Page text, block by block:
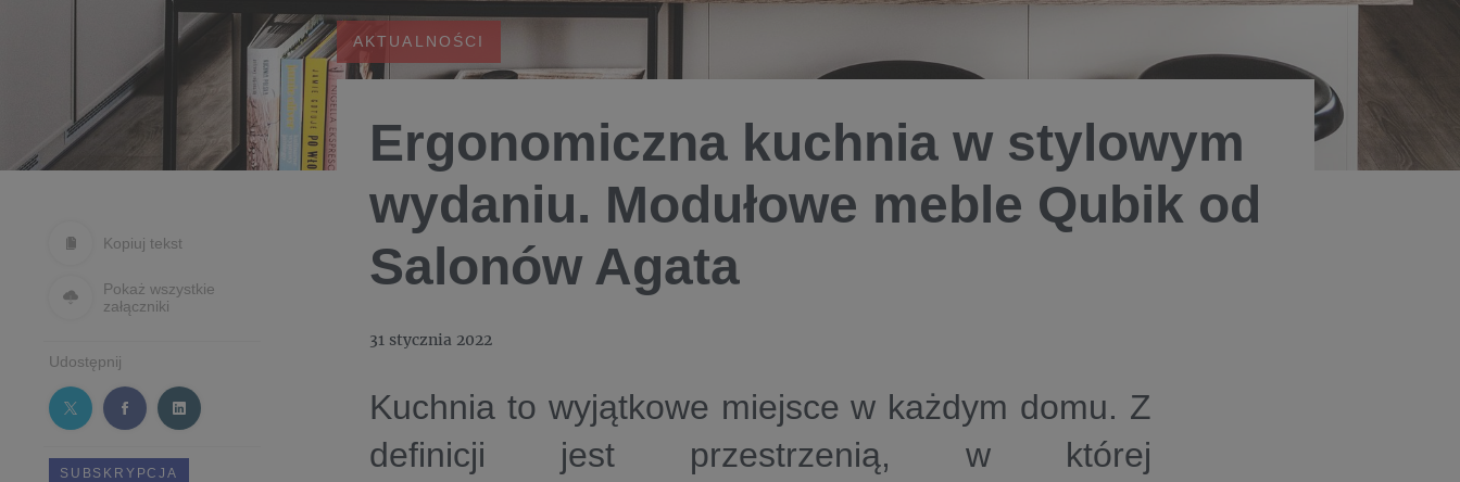
Kopiuj tekst
Pokaż wszystkie
załączniki
Udostępnij
SUBSKRYPCJA
AKTUALNOŚCI
Ergonomiczna kuchnia w stylowym
wydaniu. Modułowe meble Qubik od
Salonów Agata
31 stycznia 2022
Kuchnia to wyjątkowe miejsce w każdym domu. Z
definicji jest przestrzenią, w której